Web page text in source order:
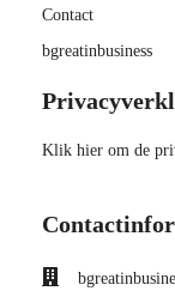
Contact
bgreatinbusiness
Klik hier om de